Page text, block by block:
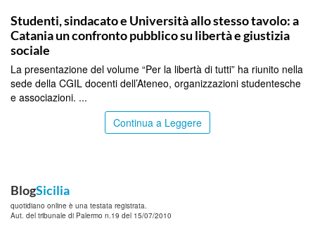
Studenti, sindacato e Università allo stesso tavolo: a
Catania un confronto pubblico su libertà e giustizia
sociale
La presentazione del volume “Per la libertà di tutti” ha riunito nella
sede della CGIL docenti dell’Ateneo, organizzazioni studentesche
e associazioni. ...
Continua a Leggere
BlogSicilia
quotidiano online è una testata registrata.
Aut. del tribunale di Palermo n.19 del 15/07/2010